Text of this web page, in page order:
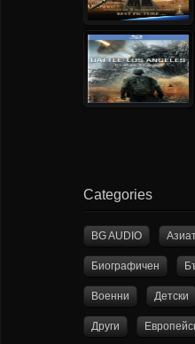
Categories
BG AUDIO
Биографичен
Военни Детски
Други